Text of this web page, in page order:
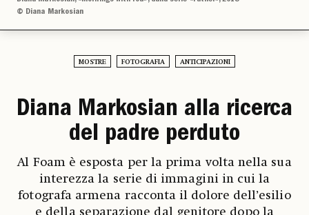
© Diana Markosian
MOSTRE FOTOGRAFIA ANTICIPAZIONI
Diana Markosian alla ricerca
del padre perduto
Al Foam è esposta per la prima volta nella sua
interezza la serie di immagini in cui la
fotografa armena racconta il dolore dell’esilio
e della separazione dal genitore dopo la